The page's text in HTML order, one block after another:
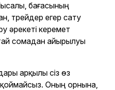
бағасының
трейдер егер сату
әрекеті керемет
сомадан айырылуы
арқылы сіз өз
қоймайсыз. Оның орнына,